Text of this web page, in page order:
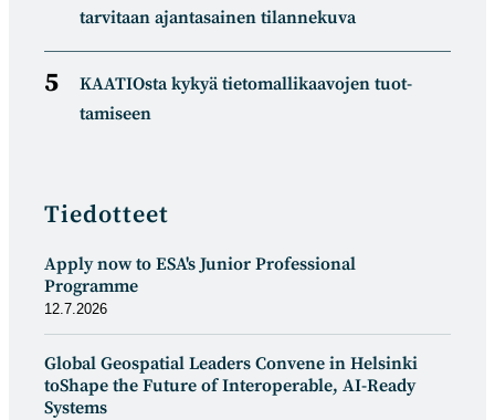
tarvitaan ajantasainen tilannekuva
KAATIOsta kykyä tietomal­likaa­vojen tuot­
tamiseen
Tiedotteet
Apply now to ESA's Junior Professional
Programme
12.7.2026
Global Geospatial Leaders Convene in Helsinki
toShape the Future of Interoperable, AI-Ready
Systems